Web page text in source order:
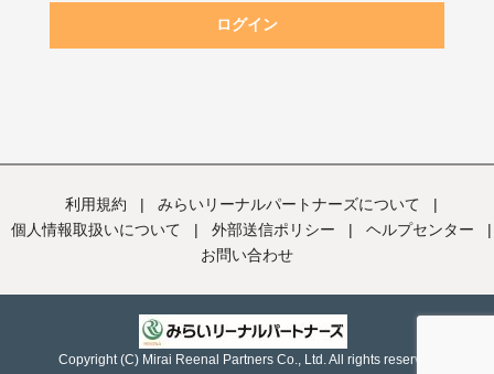
ログイン
利用規約 | みらいリーナルパートナーズについて
|
個人情報取扱いについて
| 外部送信ポリシー | ヘルプセンター
|
お問い合わせ
Copyright (C) Mirai Reenal Partners Co., Ltd. All rights reserved